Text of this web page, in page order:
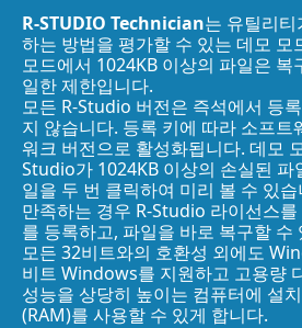
R-STUDIO Technician는 유틸리
하는 방법을 평가할 수 있는 데모 모
모드에서 1024KB 이상의 파일은 복
일한 제한입니다.
모든 R-Studio 버전은 즉석에서 등
지 않습니다. 등록 키에 따라 소프트
워크 버전으로 활성화됩니다. 데모
Studio가 1024KB 이상의 손실된 파
일을 두 번 클릭하여 미리 볼 수 있
만족하는 경우 R-Studio 라이선스
를 등록하고, 파일을 바로 복구할 수
모든 32비트와의 호환성 외에도
비트 Windows를 지원하고 고용량
성능을 상당히 높이는 컴퓨터에 설
(RAM)를 사용할 수 있게 합니다.